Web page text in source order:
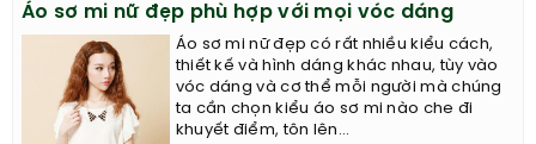
Áo sơ mi nữ đẹp phù hợp với mọi vóc dáng
Áo sơ mi nữ đẹp có rất nhiều kiểu cách,
thiết kế và hình dáng khác nhau, tùy vào
vóc dáng và cơ thể mỗi người mà chúng
ta cần chọn kiểu áo sơ mi nào che đi
khuyết điểm, tôn lên...